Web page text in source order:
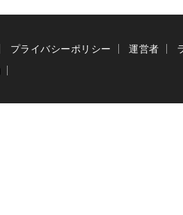
プライバシーポリシー 運営者